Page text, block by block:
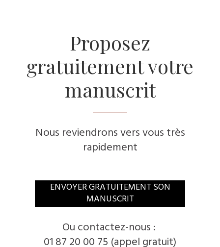
​Proposez
gratuitement votre
manuscrit
Nous reviendrons vers vous très
rapidement
​ENVOYER GRATUITEMENT SON
MANUSCRIT
​Ou contactez-nous :
01 87 20 00 75 (appel gratuit)